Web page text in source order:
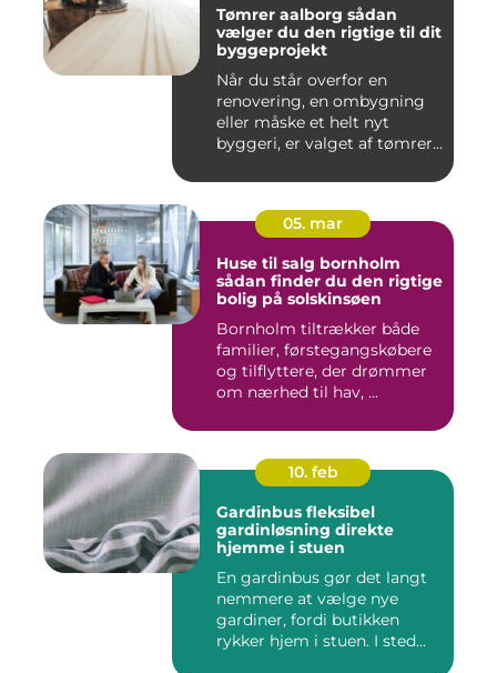
Tømrer aalborg sådan
vælger du den rigtige til dit
byggeprojekt
Når du står overfor en
renovering, en ombygning
eller måske et helt nyt
byggeri, er valget af tømrer...
05. mar
Huse til salg bornholm
sådan finder du den rigtige
bolig på solskinsøen
Bornholm tiltrækker både
familier, førstegangskøbere
og tilflyttere, der drømmer
om nærhed til hav, ...
10. feb
Gardinbus fleksibel
gardinløsning direkte
hjemme i stuen
En gardinbus gør det langt
nemmere at vælge nye
gardiner, fordi butikken
rykker hjem i stuen. I sted...